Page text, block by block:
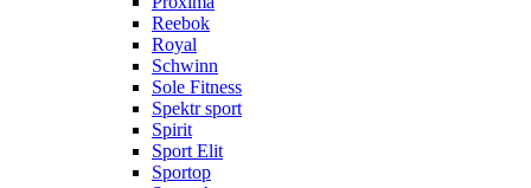
Reebok
Royal
Schwinn
Sole Fitness
Spektr sport
Spirit
Sport Elit
Sportop